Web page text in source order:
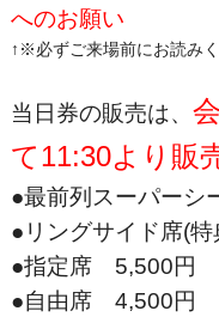
へのお願い
↑※必ずご来場前にお読み
当日券の販売は、
て11:30より販
●最前列スーパー
●リングサイド席
●指定席 5,500円
●自由席 4,500円